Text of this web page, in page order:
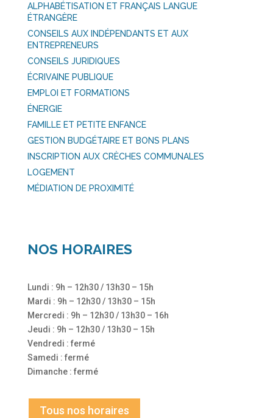
ALPHABÉTISATION ET FRANÇAIS LANGUE
ÉTRANGÈRE
CONSEILS AUX INDÉPENDANTS ET AUX
ENTREPRENEURS
CONSEILS JURIDIQUES
ÉCRIVAINE PUBLIQUE
EMPLOI ET FORMATIONS
ÉNERGIE
FAMILLE ET PETITE ENFANCE
GESTION BUDGÉTAIRE ET BONS PLANS
INSCRIPTION AUX CRÈCHES COMMUNALES
LOGEMENT
MÉDIATION DE PROXIMITÉ
NOS HORAIRES
Lundi : 9h – 12h30 / 13h30 – 15h
Mardi : 9h – 12h30 / 13h30 – 15h
Mercredi : 9h – 12h30 / 13h30 – 16h
Jeudi : 9h – 12h30 / 13h30 – 15h
Vendredi : fermé
Samedi : fermé
Dimanche : fermé
Tous nos horaires